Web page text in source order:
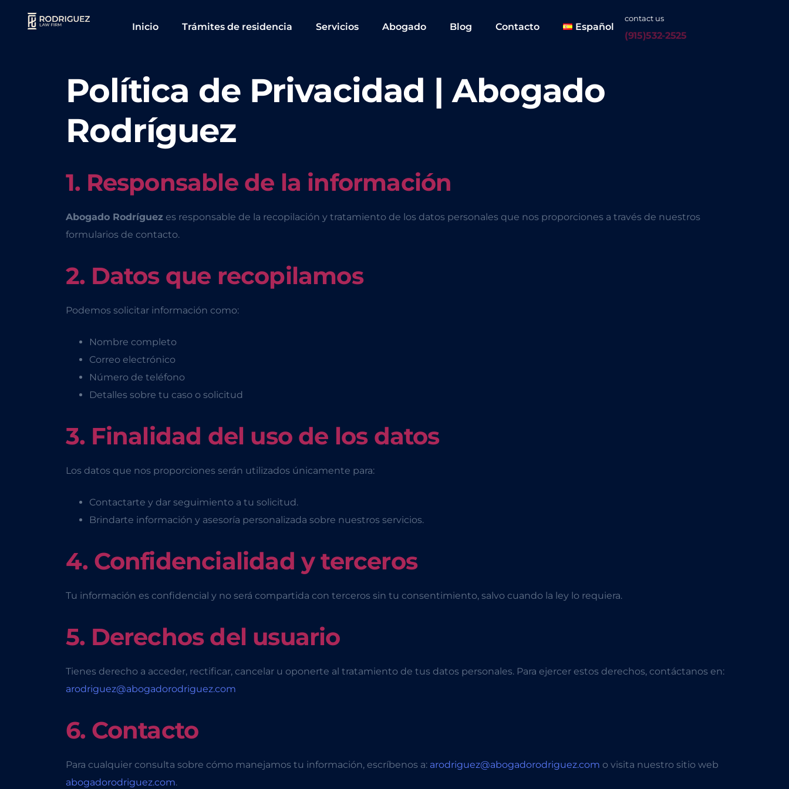
Inicio Trámites de residencia Servicios Abogado Blog Contacto Español
contact us
(915)532-2525
Política de Privacidad | Abogado
Rodríguez
1. Responsable de la información
Abogado Rodríguez es responsable de la recopilación y tratamiento de los datos personales que nos proporciones a través de nuestros
formularios de contacto.
2. Datos que recopilamos
Podemos solicitar información como:
Nombre completo
Correo electrónico
Número de teléfono
Detalles sobre tu caso o solicitud
3. Finalidad del uso de los datos
Los datos que nos proporciones serán utilizados únicamente para:
Contactarte y dar seguimiento a tu solicitud.
Brindarte información y asesoría personalizada sobre nuestros servicios.
4. Confidencialidad y terceros
Tu información es confidencial y no será compartida con terceros sin tu consentimiento, salvo cuando la ley lo requiera.
5. Derechos del usuario
Tienes derecho a acceder, rectificar, cancelar u oponerte al tratamiento de tus datos personales. Para ejercer estos derechos, contáctanos en:
arodriguez@abogadorodriguez.com
6. Contacto
Para cualquier consulta sobre cómo manejamos tu información, escríbenos a: arodriguez@abogadorodriguez.com o visita nuestro sitio web
abogadorodriguez.com.